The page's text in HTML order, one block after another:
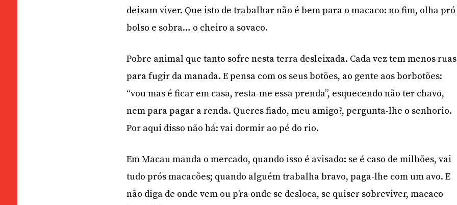
deixam viver. Que isto de trabalhar não é bem para o macaco: no fim, olha pró
bolso e sobra… o cheiro a sovaco.
Pobre animal que tanto sofre nesta terra desleixada. Cada vez tem menos ruas
para fugir da manada. E pensa com os seus botões, ao gente aos borbotões:
“vou mas é ficar em casa, resta-me essa prenda”, esquecendo não ter chavo,
nem para pagar a renda. Queres fiado, meu amigo?, pergunta-lhe o senhorio.
Por aqui disso não há: vai dormir ao pé do rio.
Em Macau manda o mercado, quando isso é avisado: se é caso de milhões, vai
tudo prós macacões; quando alguém trabalha bravo, paga-lhe com um avo. E
não diga de onde vem ou p’ra onde se desloca, se quiser sobreviver, macaco